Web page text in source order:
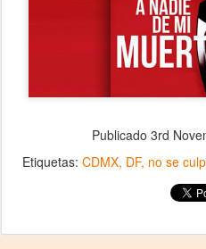
Publicado 3rd
Etiquetas: CDMX DF no se